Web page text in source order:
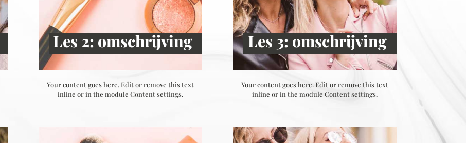
Les 2: omschrijving
Your content goes here. Edit or remove this text
inline or in the module Content settings.
Les 3: omschrijving
Your content goes here. Edit or remove this text
inline or in the module Content settings.